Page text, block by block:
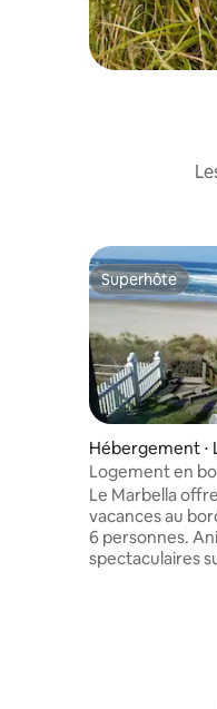
Superhôte
Superhôte
Hébergement ⋅
Logement en
une plage privée
Le Marbella
vacances au
6 personnes.
spectaculaires